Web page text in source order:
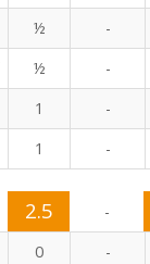
½ -
½ -
1 -
1 -
2.5 -
0 -